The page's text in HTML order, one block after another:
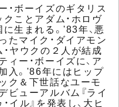
・ボーイズのギタリス
クことアダム・ホロヴ
に生まれる。'83年、悪
たマイク・ダイアモン
・ヤウクの２人が結成
ィー・ボーイズに、ア
入。'86年にはヒップ
ク＆下世話なユーモ
ビューアルバム『ライ
イル』を発表し、大ヒ